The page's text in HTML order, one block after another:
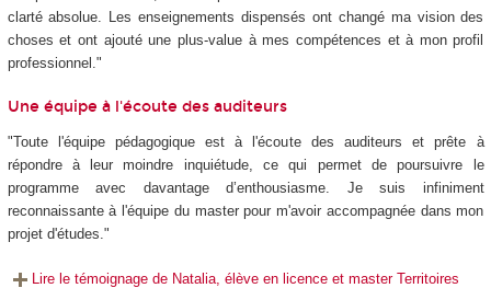
clarté absolue. Les enseignements dispensés ont changé ma vision des
choses et ont ajouté une plus-value à mes compétences et à mon profil
professionnel."
Une équipe à l'écoute des auditeurs
"Toute l'équipe pédagogique est à l'écoute des auditeurs et prête à
répondre à leur moindre inquiétude, ce qui permet de poursuivre le
programme avec davantage d’enthousiasme. Je suis infiniment
reconnaissante à l'équipe du master pour m'avoir accompagnée dans mon
projet d'études."
Lire le témoignage de Natalia, élève en licence et master Territoires